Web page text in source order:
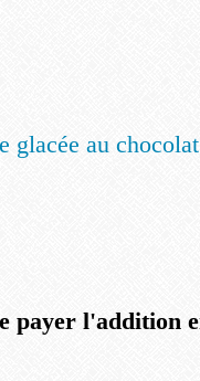
glacée au
payer l'addition